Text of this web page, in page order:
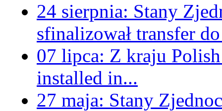
24 sierpnia: Stany
sfinalizował transfer
07 lipca: Z kraju
installed in...
27 maja: Stany